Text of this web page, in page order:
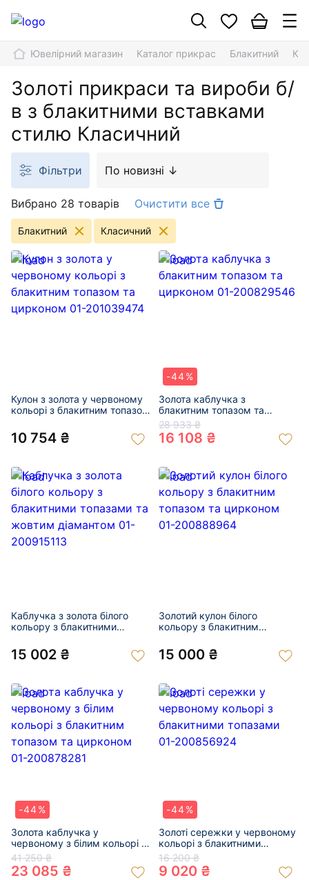
Ювелірний магазин Каталог прикрас Блакитний
Золоті прикраси та вироби б/
в з блакитними вставками
стилю Класичний
Вибрано 28 товарів Очистити все
Блакитний Класичний
Фільтри По новизні ↓
Кулон з золота у червоному
кольорі з блакитним топазом
10 754 ₴
-44%
Золота каблучка з
блакитним топазом та
цирконом 01-200829546
28 933 ₴
16 108 ₴
Каблучка з золота білого
кольору з блакитними
діамантом 01-200915113
15 002 ₴
Золотий кулон білого
кольору з блакитним
200888964
15 000 ₴
-44%
Золота каблучка у
червоному з білим кольорі з
блакитним топазом та
цирконом 01-200878281
41 250 ₴
23 085 ₴
-44%
Золоті сережки у червоному
кольорі з блакитними
топазами 01-200856924
16 200 ₴
9 020 ₴